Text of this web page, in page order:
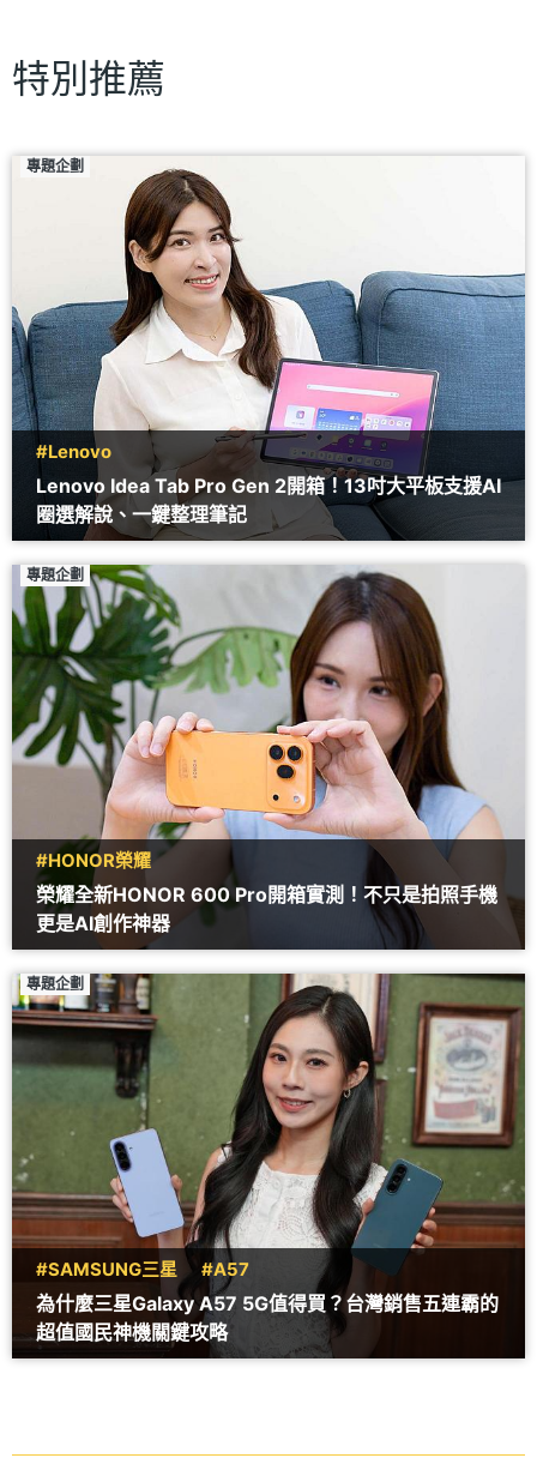
特別推薦
專題企劃
#Lenovo
Lenovo Idea Tab Pro Gen 2開箱！13吋大平板支援AI
圈選解說、一鍵整理筆記
專題企劃
#HONOR榮耀
榮耀全新HONOR 600 Pro開箱實測！不只是拍照手機
更是AI創作神器
專題企劃
#SAMSUNG三星 #A57
為什麼三星Galaxy A57 5G值得買？台灣銷售五連霸的
超值國民神機關鍵攻略